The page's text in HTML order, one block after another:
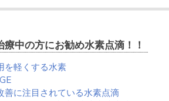
ド
シ
ラ
ジ
カ
中の方にお勧め水素点滴！！
を軽くする水素
善に注目されている水素点滴